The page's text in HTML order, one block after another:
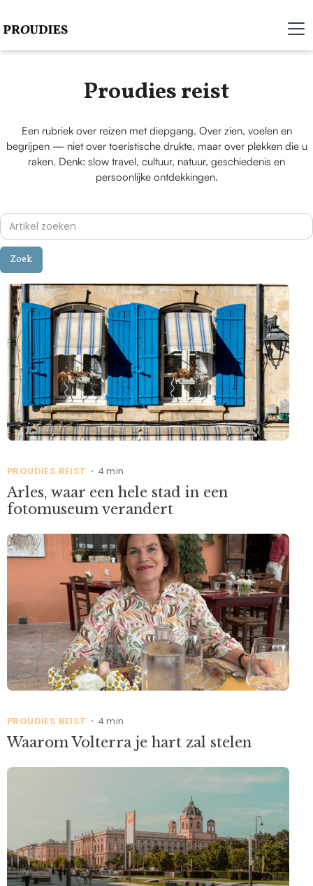
Proudies reist
Een rubriek over reizen met diepgang. Over zien, voelen en
begrijpen — niet over toeristische drukte, maar over plekken die u
raken. Denk: slow travel, cultuur, natuur, geschiedenis en
persoonlijke ontdekkingen.
PROUDIES REIST • 4 min
Arles, waar een hele stad in een
fotomuseum verandert
PROUDIES REIST • 4 min
Waarom Volterra je hart zal stelen